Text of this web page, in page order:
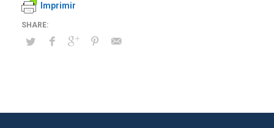
Imprimir